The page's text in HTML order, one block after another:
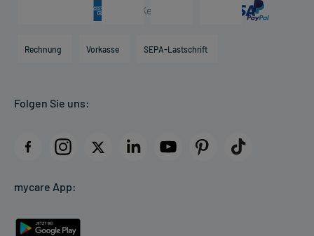
Arzneimittelinformationen
Direktabrechnung PKV
AGB
Datenschutz
Rückgabe/Widerruf
Rechnung Vorkasse SEPA-Lastschrift
Folgen Sie uns:
mycare App: